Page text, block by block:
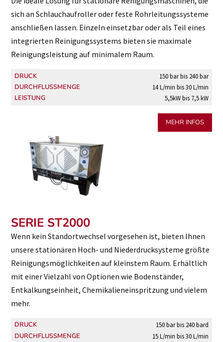
sich an Schlauchaufroller oder feste Rohrleitungssysteme
anschließen lassen. Einzeln einsetzbar oder als Teil eines
integrierten Reinigungssystems bieten sie maximale
Reinigungsleistung auf minimalem Raum.
DRUCK 150 bar bis 240 bar
DURCHFLUSSMENGE 14 L/min bis 30 L/min
LEISTUNG 5,5kW bis 7,5 kW
MEHR INFOS
SERIE ST2000
Wenn kein Standortwechsel vorgesehen ist, bieten Ihnen
unsere stationären Hoch- und Niederdrucksysteme größte
Reinigungsmöglichkeiten auf kleinstem Raum. Erhältlich
mit einer Vielzahl von Optionen wie Bodenständer,
Entkalkungseinheit, Chemikalieneinspritzung und vielem
mehr.
DRUCK 150 bar bis 240 bard
DURCHFLUSSMENGE 15 L/min bis 30 L/min